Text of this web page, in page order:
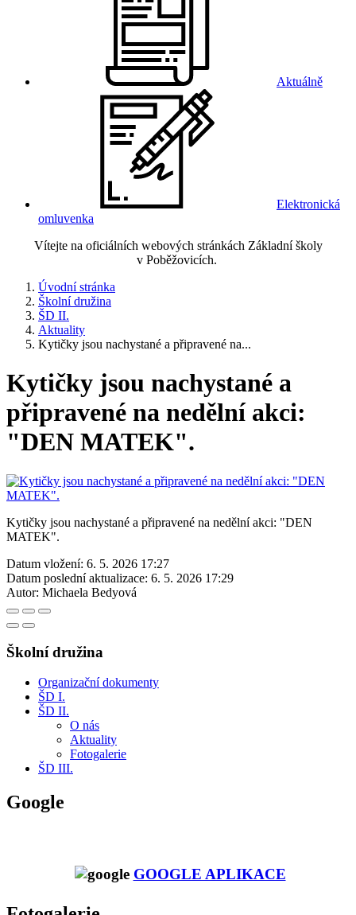
Aktuálně
Elektronická
omluvenka
Vítejte na oficiálních webových stránkách Základní školy
v Poběžovicích.
Úvodní stránka
Školní družina
ŠD II.
Aktuality
Kytičky jsou nachystané a připravené na...
Kytičky jsou nachystané a
připravené na nedělní akci:
"DEN MATEK".
Kytičky jsou nachystané a připravené na nedělní akci: "DEN
MATEK".
Datum vložení: 6. 5. 2026 17:27
Datum poslední aktualizace: 6. 5. 2026 17:29
Autor: Michaela Bedyová
Školní družina
Organizační dokumenty
ŠD I.
ŠD II.
O nás
Aktuality
Fotogalerie
ŠD III.
Google
GOOGLE APLIKACE